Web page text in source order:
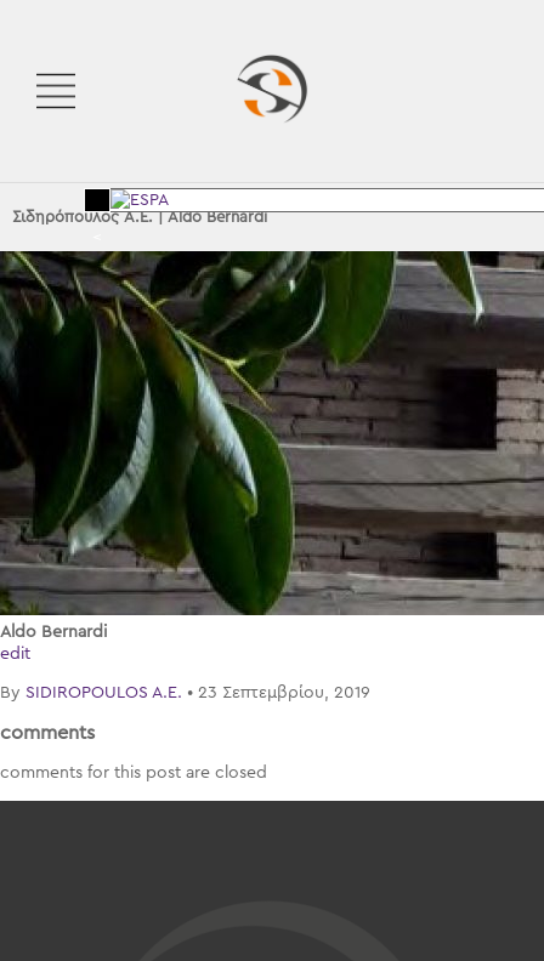
Σιδηρόπουλος Α.Ε.|Aldo Bernardi
Aldo Bernardi
edit
By SIDIROPOULOS A.E. • 23 Σεπτεμβρίου, 2019
comments
comments for this post are closed